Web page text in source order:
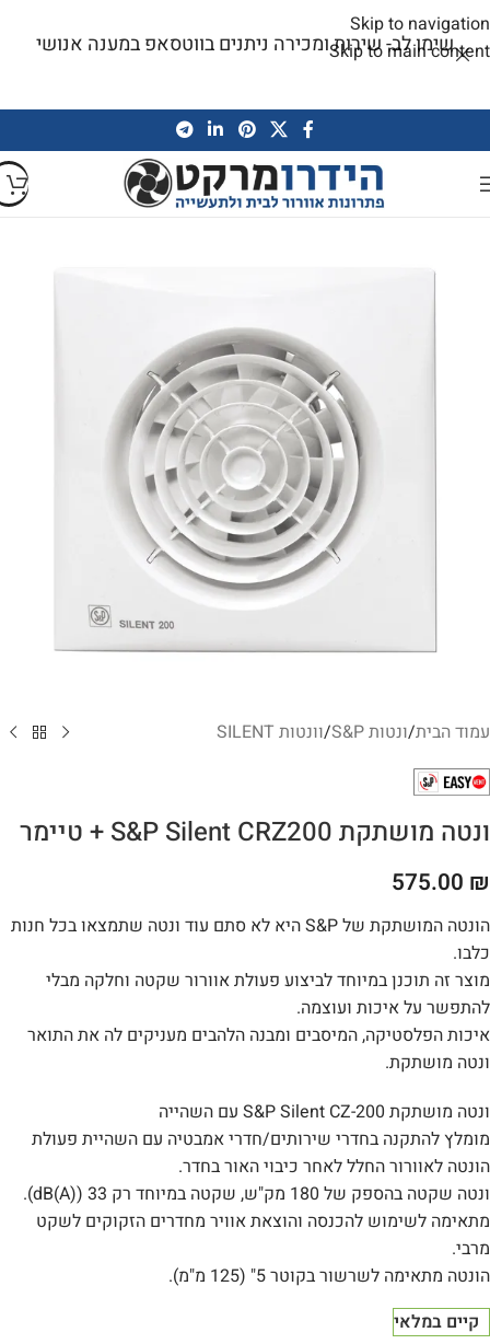
Skip to navigation
Skip to main content
שימו לב- שירות ומכירה ניתנים בווטסאפ במענה אנושי
עמוד הבית/ונטות S&P /וונטות SILENT
ונטה מושתקת S&P Silent CRZ200 + טיימר
575.00 ₪
הונטה המושתקת של S&P היא לא סתם עוד ונטה שתמצאו בכל חנות
כלבו.
מוצר זה תוכנן במיוחד לביצוע פעולת אוורור שקטה וחלקה מבלי
להתפשר על איכות ועוצמה.
איכות הפלסטיקה, המיסבים ומבנה הלהבים מעניקים לה את התואר
ונטה מושתקת.
ונטה מושתקת S&P Silent CZ-200 עם השהייה
מומלץ להתקנה בחדרי שירותים/חדרי אמבטיה עם השהיית פעולת
הונטה לאוורור החלל לאחר כיבוי האור בחדר.
ונטה שקטה בהספק של 180 מק"ש, שקטה במיוחד רק 33 (dB(A)).
מתאימה לשימוש להכנסה והוצאת אוויר מחדרים הזקוקים לשקט
מרבי.
הונטה מתאימה לשרשור בקוטר 5" (125 מ"מ).
קיים במלאי